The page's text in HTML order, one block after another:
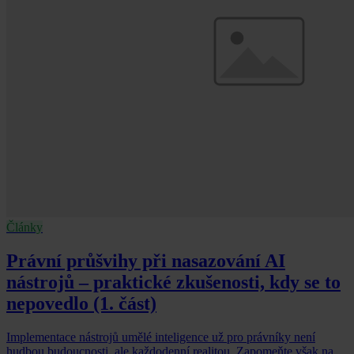
Články
Právní průšvihy při nasazování AI
nástrojů – praktické zkušenosti, kdy se to
nepovedlo (1. část)
Implementace nástrojů umělé inteligence už pro právníky není